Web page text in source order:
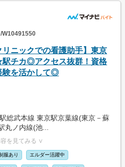
W10491550
リニックでの看護助手】東京
チカ◎アクセス抜群！資格
験を活かして◎
総武本線 東京駅京葉線(東京－蘇
丸ノ内線(池...
を見てみる ∨
服あり エルダー活躍中